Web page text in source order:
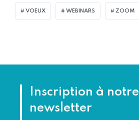
VOEUX WEBINARS ZOOM
Inscription à notre
newsletter